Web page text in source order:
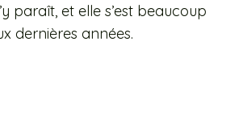
paraît, et elle s’est beaucoup
dernières années.